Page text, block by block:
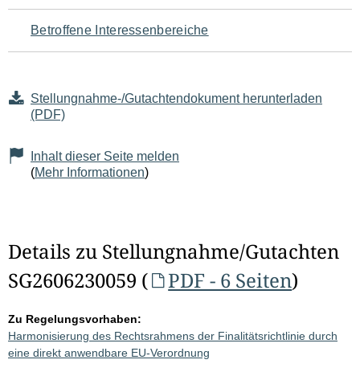
für
den
Seiteninhalt
Betroffene Interessenbereiche
Stellungnahme-/Gutachtendokument herunterladen
(PDF)
Inhalt dieser Seite melden
(Mehr Informationen)
Details zu Stellungnahme/Gutachten
SG2606230059 (
PDF - 6 Seiten)
Zu Regelungsvorhaben:
Harmonisierung des Rechtsrahmens der Finalitätsrichtlinie durch
eine direkt anwendbare EU-Verordnung